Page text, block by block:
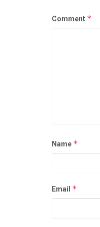
Comment *
Name *
Email *